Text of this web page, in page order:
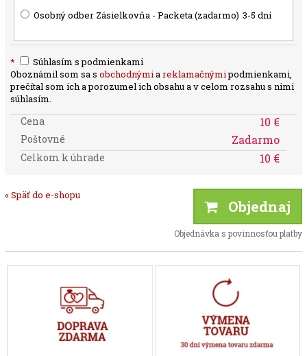
Osobný odber Zásielkovňa - Packeta (zadarmo) 3-5 dní
*
Súhlasím s podmienkami
Oboznámil som sa sobchodnými areklamačnýmipodmienkami,
prečítal som ich a porozumel ich obsahu a v celom rozsahu s nimi
súhlasím.
Cena 10 €
Poštovné Zadarmo
Celkom k úhrade 10 €
« Späť do e-shopu
Objednaj
Objednávka s povinnosťou platby